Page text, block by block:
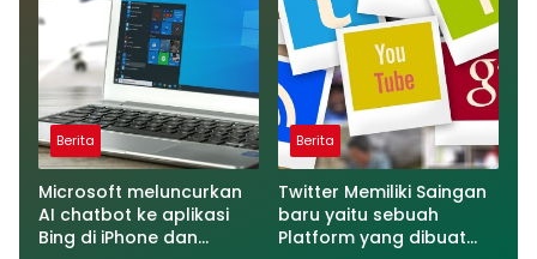
Berita
Microsoft meluncurkan
AI chatbot ke aplikasi
Bing di iPhone dan
Berita
Twitter Memiliki Saingan
baru yaitu sebuah
Platform yang dibuat